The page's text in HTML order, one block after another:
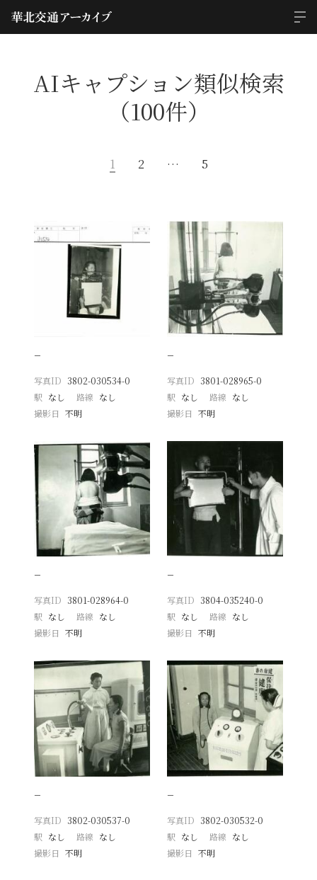
AIキャプション類似検索
（100件）
1 2 … 5
−
写真ID 3802-030534-0
駅 なし 路線 なし
撮影日
不明
−
写真ID 3801-028965-0
駅 なし 路線 なし
撮影日 不明
−
写真ID 3801-028964-0
駅 なし 路線 なし
撮影日
不明
−
写真ID 3804-035240-0
駅 なし 路線 なし
撮影日 不明
−
写真ID 3802-030537-0
駅 なし 路線 なし
撮影日
不明
−
写真ID 3802-030532-0
駅 なし 路線 なし
撮影日 不明